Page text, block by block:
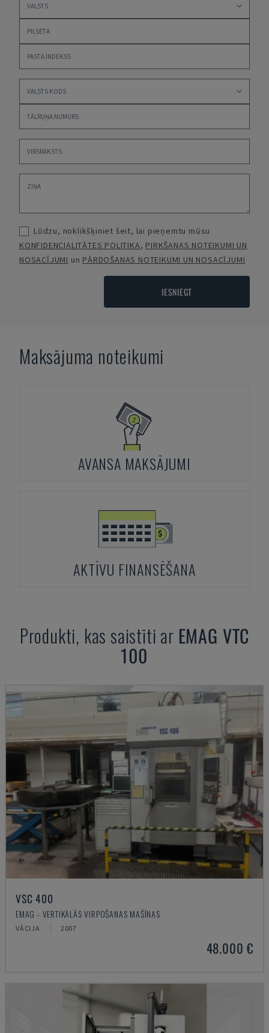
Lūdzu, noklikšķiniet šeit, lai pieņemtu mūsu
KONFIDENCIALITĀTES POLITIKA, PIRKŠANAS NOTEIKUMI UN
NOSACĪJUMI un PĀRDOŠANAS NOTEIKUMI UN NOSACĪJUMI
IESNIEGT
Maksājuma noteikumi
AVANSA MAKSĀJUMI
AKTĪVU FINANSĒŠANA
Produkti, kas saistīti ar EMAG VTC
100
VSC 400
EMAG - VERTIKĀLĀS VIRPOŠANAS MAŠĪNAS
VĀCIJA 2007
48.000 €